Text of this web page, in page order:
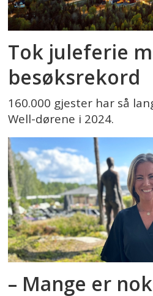
Tok juleferie
besøksrekord
160.000 gjester har så
Well-dørene i 2024.
– Mange er